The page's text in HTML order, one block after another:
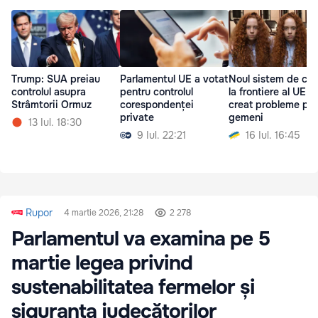
Trump: SUA preiau
controlul asupra
Strâmtorii Ormuz
13 Iul. 18:30
Parlamentul UE a votat
pentru controlul
corespondenței
private
9 Iul. 22:21
Noul sistem de
la frontiere al UE a
creat probleme
gemeni
16 Iul. 16:45
Rupor 4 martie 2026, 21:28 2 278
Parlamentul va examina pe 5
martie legea privind
sustenabilitatea fermelor și
siguranța judecătorilor